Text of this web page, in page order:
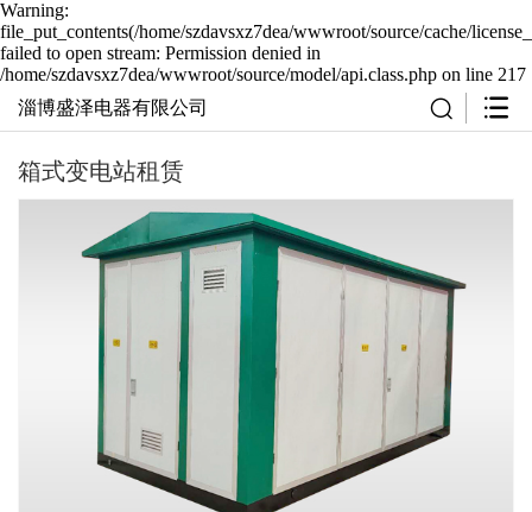
Warning:
file_put_contents(/home/szdavsxz7dea/wwwroot/source/cache/
failed to open stream: Permission denied in
/home/szdavsxz7dea/wwwroot/source/model/api.class.php on line 217
淄博盛泽电器有限公司
箱式变电站租赁